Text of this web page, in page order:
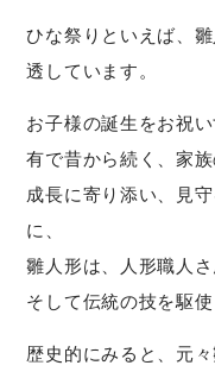
ひな祭りといえば、
透しています。
お子様の誕生をお祝
有で昔から続く、家
成長に寄り添い、見
に、
雛人形は、人形職人
そして伝統の技を駆使
歴史的にみると、元